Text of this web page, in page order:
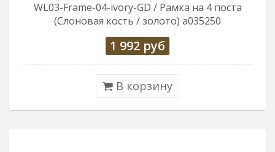
WL03-Frame-04-ivory-GD / Рамка на 4 поста
(Слоновая кость / золото) a035250
1 992 руб
В корзину